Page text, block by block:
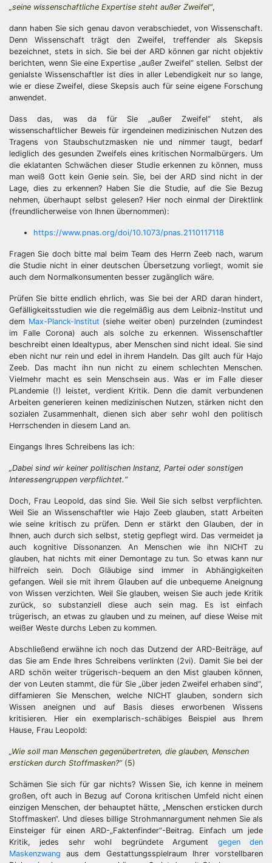
„seine wissenschaftliche Expertise steht außer Zweifel“,
dann haben Sie sich genau davon verabschiedet, von Wissenschaft.
Denn Wissenschaft trägt den Zweifel, treffender als Skepsis
bezeichnet, stets in sich. Sie bei der ARD können gar nicht objektiv
berichten, wenn Sie eine Expertise „außer Zweifel“ stellen. Selbst der
genialste Wissenschaftler ist dies in aller Lebendigkeit nur so lange,
wie er diese Zweifel, diese Skepsis auch für seine eigene Forschung
anwendet.
Dass das, was da für Sie „außer Zweifel“ steht, als
wissenschaftlicher Beweis für irgendeinen medizinischen Nutzen des
Tragens von Staubschutzmasken nie und nimmer taugt, bedarf
lediglich des gesunden Zweifels eines kritischen Normalbürgers. Um
die eklatanten Schwächen dieser Studie erkennen zu können, muss
man weiß Gott kein Genie sein. Sie, bei der ARD sind nicht in der
Lage, dies zu erkennen? Haben Sie die Studie, auf die Sie Bezug
nehmen, überhaupt selbst gelesen? Hier noch einmal der Direktlink
(freundlicherweise von Ihnen übernommen):
https://www.pnas.org/doi/10.1073/pnas.2110117118
Fragen Sie doch bitte mal beim Team des Herrn Zeeb nach, warum
die Studie nicht in einer deutschen Übersetzung vorliegt, womit sie
auch dem Normalkonsumenten besser zugänglich wäre.
Prüfen Sie bitte endlich ehrlich, was Sie bei der ARD daran hindert,
Gefälligkeitsstudien wie die regelmäßig aus dem Leibniz-Institut und
dem Max-Planck-Institut (siehe weiter oben) purzelnden (zumindest
im Falle Corona) auch als solche zu erkennen. Wissenschaftler
beschreibt einen Idealtypus, aber Menschen sind nicht ideal. Sie sind
eben nicht nur rein und edel in ihrem Handeln. Das gilt auch für Hajo
Zeeb. Das macht ihn nun nicht zu einem schlechten Menschen.
Vielmehr macht es sein Menschsein aus. Was er im Falle dieser
PLandemie (!) leistet, verdient Kritik. Denn die damit verbundenen
Arbeiten generieren keinen medizinischen Nutzen, stärken nicht den
sozialen Zusammenhalt, dienen sich aber sehr wohl den politisch
Herrschenden in diesem Land an.
Eingangs Ihres Schreibens las ich:
„Dabei sind wir keiner politischen Instanz, Partei oder sonstigen
Interessengruppen verpflichtet.“
Doch, Frau Leopold, das sind Sie. Weil Sie sich selbst verpflichten.
Weil Sie an Wissenschaftler wie Hajo Zeeb glauben, statt Arbeiten
wie seine kritisch zu prüfen. Denn er stärkt den Glauben, der in
Ihnen, auch durch sich selbst, stetig gepflegt wird. Das vermeidet ja
auch kognitive Dissonanzen. An Menschen wie ihn NICHT zu
glauben, hat nichts mit einer Demontage zu tun. So etwas kann nur
hilfreich sein. Doch Gläubige sind immer in Abhängigkeiten
gefangen. Weil sie mit ihrem Glauben auf die unbequeme Aneignung
von Wissen verzichten. Weil Sie glauben, weisen Sie auch jede Kritik
zurück, so substanziell diese auch sein mag. Es ist einfach
trügerisch, an etwas zu glauben und zu meinen, auf diese Weise mit
weißer Weste durchs Leben zu kommen.
Abschließend erwähne ich noch das Dutzend der ARD-Beiträge, auf
das Sie am Ende Ihres Schreibens verlinkten (2vi). Damit Sie bei der
ARD schön weiter trügerisch-bequem an den Mist glauben können,
der von Leuten stammt, die für Sie „über jeden Zweifel erhaben sind“,
diffamieren Sie Menschen, welche NICHT glauben, sondern sich
Wissen aneignen und auf Basis dieses erworbenen Wissens
kritisieren. Hier ein exemplarisch-schäbiges Beispiel aus Ihrem
Hause, Frau Leopold:
„Wie soll man Menschen gegenübertreten, die glauben, Menschen
ersticken durch Stoffmasken?“(5)
Schämen Sie sich für gar nichts? Wissen Sie, ich kenne in meinem
großen, oft auch in Bezug auf Corona kritischen Umfeld nicht einen
einzigen Menschen, der behauptet hätte, „Menschen ersticken durch
Stoffmasken“. Und dieses billige Strohmannargument nehmen Sie als
Einsteiger für einen ARD-„Faktenfinder“-Beitrag. Einfach um jede
Kritik, jedes sehr wohl begründete Argument gegen den
Maskenzwang aus dem Gestattungsspielraum Ihrer vorstellbaren